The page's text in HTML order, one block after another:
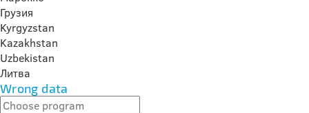
Грузия
Kyrgyzstan
Kazakhstan
Uzbekistan
Литва
Wrong data